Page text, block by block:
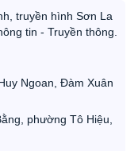
truyền hình Sơn La
tin - Truyền thông.
Ngoan, Đàm Xuân
phường Tô Hiệu,